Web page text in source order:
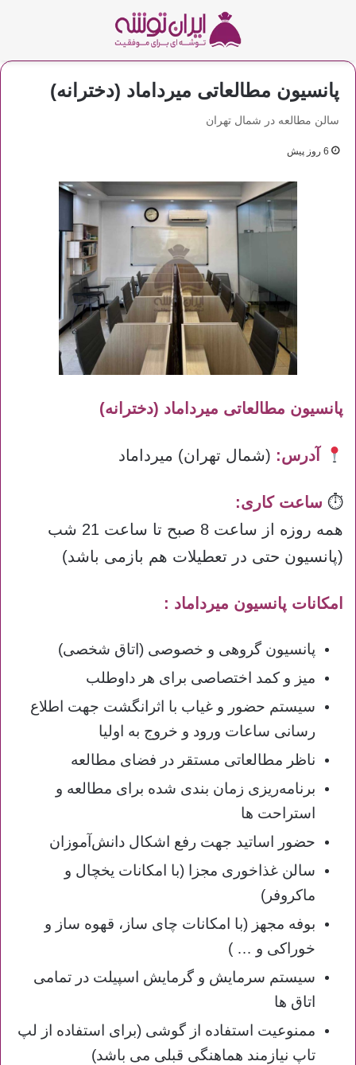
پانسیون مطالعاتی میرداماد (دخترانه)
سالن مطالعه در شمال تهران
6 روز پیش
پانسیون مطالعاتی میرداماد (دخترانه)
آدرس: (شمال تهران) میرداماد
⏱ ساعت کاری:
همه روزه از ساعت 8 صبح تا ساعت 21 شب
(پانسیون حتی در تعطیلات هم بازمی باشد)
امکانات پانسیون میرداماد :
پانسیون گروهی و خصوصی (اتاق شخصی)
میز و کمد اختصاصی برای هر داوطلب
سیستم حضور و غیاب با اثرانگشت جهت اطلاع
رسانی ساعات ورود و خروج به اولیا
ناظر مطالعاتی مستقر در فضای مطالعه
برنامه‌ریزی زمان بندی شده برای مطالعه و
استراحت ها
حضور اساتید جهت رفع اشکال دانش‌آموزان
سالن غذاخوری مجزا (با امکانات یخچال و
ماکروفر)
بوفه مجهز (با امکانات چای ساز، قهوه ساز و
خوراکی و … )
سیستم سرمایش و گرمایش اسپیلت در تمامی
اتاق ها
ممنوعیت استفاده از گوشی (برای استفاده از لپ
تاپ نیازمند هماهنگی قبلی می باشد)